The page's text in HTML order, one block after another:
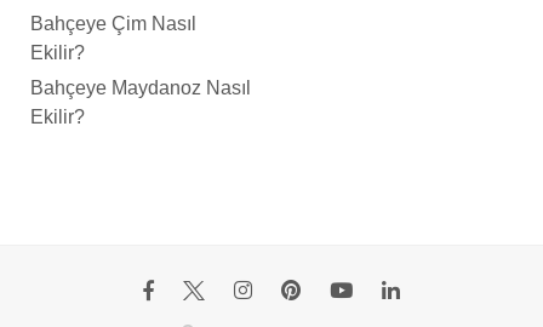
Bahçeye Çim Nasıl
Ekilir?
Bahçeye Maydanoz Nasıl
Ekilir?